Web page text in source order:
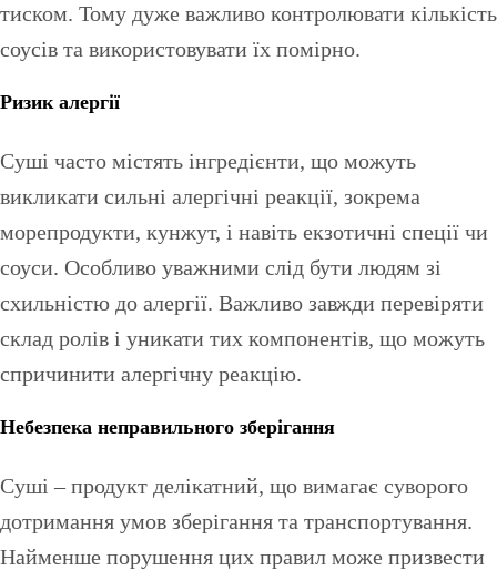
тиском. Тому дуже важливо контролювати кількість
соусів та використовувати їх помірно.
Ризик алергії
Суші часто містять інгредієнти, що можуть
викликати сильні алергічні реакції, зокрема
морепродукти, кунжут, і навіть екзотичні спеції чи
соуси. Особливо уважними слід бути людям зі
схильністю до алергії. Важливо завжди перевіряти
склад ролів і уникати тих компонентів, що можуть
спричинити алергічну реакцію.
Небезпека неправильного зберігання
Суші – продукт делікатний, що вимагає суворого
дотримання умов зберігання та транспортування.
Найменше порушення цих правил може призвести